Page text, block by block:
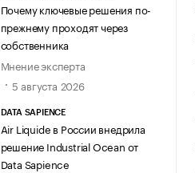
Почему ключевые решения по-
прежнему проходят через
собственника
Мнение эксперта
5 августа 2026
DATA SAPIENCE
Air Liquide в России внедрила
решение Industrial Ocean от
Data Sapience